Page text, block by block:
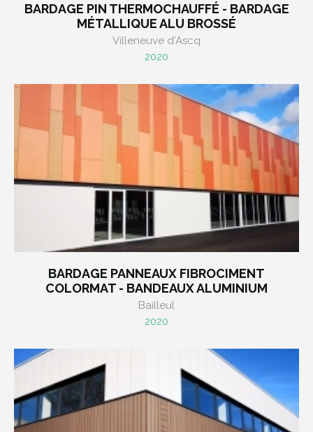
BARDAGE PIN THERMOCHAUFFÉ - BARDAGE
MÉTALLIQUE ALU BROSSÉ
Villeneuve d'Ascq
2020
BARDAGE PANNEAUX FIBROCIMENT
COLORMAT - BANDEAUX ALUMINIUM
Bailleul
2020